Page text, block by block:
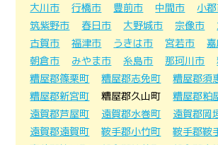
大川市
行橋市 豊前市 中間市
小
筑紫野市
春日市 大野城市 宗像市
古賀市
福津市 うきは市 宮若市
朝倉市
みやま市 糸島市 那珂川市
糟屋郡篠栗町
糟屋郡志免町
糟屋郡須
糟屋郡新宮町
糟屋郡久山町
糟屋郡粕
遠賀郡芦屋町
遠賀郡水巻町
遠賀郡岡
遠賀郡遠賀町
鞍手郡小竹町
鞍手郡鞍